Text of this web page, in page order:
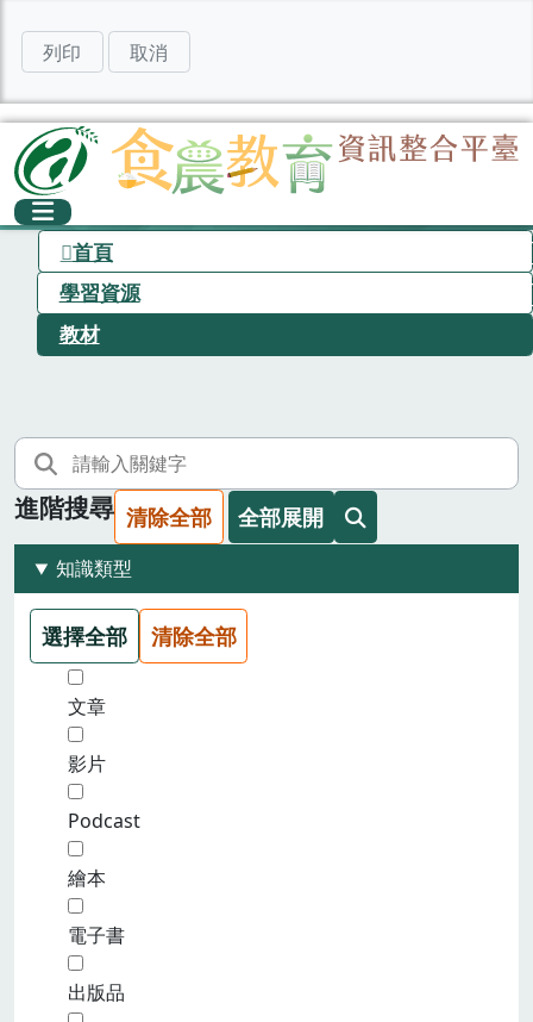
列印 取消
首頁
學習資源
教材
進階搜尋 清除全部 全部展開
知識類型
選擇全部 清除全部
文章
影片
Podcast
繪本
電子書
出版品